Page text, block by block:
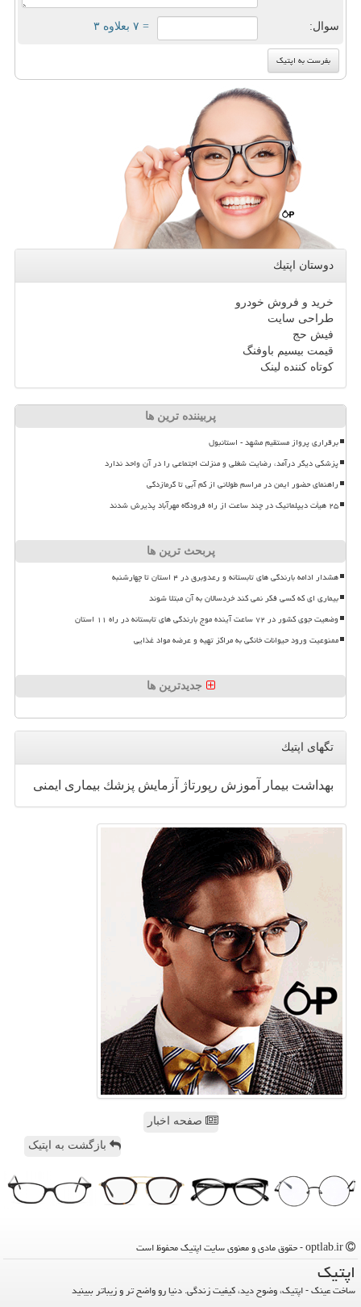
سوال: = ۷ بعلاوه ۳
دوستان اپتیك
خرید و فروش خودرو
طراحی سایت
فیش حج
قیمت بیسیم باوفنگ
کوتاه کننده لینک
پربیننده ترین ها
برقراری پرواز مستقیم مشهد - استانبول
پزشکی دیگر درآمد، رضایت شغلی و منزلت اجتماعی را در آن واحد ندارد
راهنمای حضور ایمن در مراسم طولانی از کم آبی تا گرمازدگی
۲۵ هیأت دیپلماتیک در چند ساعت از راه فرودگاه مهرآباد پذیرش شدند
پربحث ترین ها
هشدار ادامه بارندگی های تابستانه و رعدوبرق در ۴ استان تا چهارشنبه
بیماری ای که کسی فکر نمی کند خردسالان به آن مبتلا شوند
وضعیت جوی کشور در ۷۲ ساعت آینده موج بارندگی های تابستانه در راه ۱۱ استان
ممنوعیت ورود حیوانات خانگی به مراکز تهیه و عرضه مواد غذایی
جدیدترین ها
تگهای اپتیك
بهداشت بیمار آموزش رپورتاژ آزمایش پزشك بیماری ایمنی
صفحه اخبار
بازگشت به اپتیک
اپتیك
ساخت عینک - اپتیک، وضوح دید، کیفیت زندگی. دنیا رو واضح تر و زیباتر ببینید